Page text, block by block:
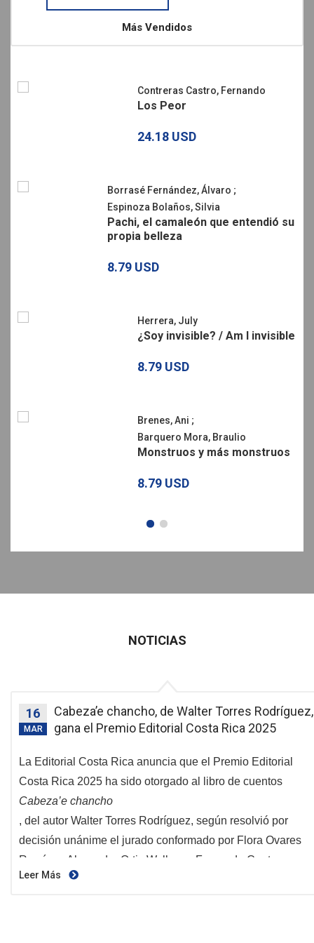
Más Vendidos
Contreras Castro, Fernando
Los Peor
24.18 USD
Borrasé Fernández, Álvaro ;
Espinoza Bolaños, Silvia
Pachi, el camaleón que entendió su
propia belleza
8.79 USD
Herrera, July
¿Soy invisible? / Am I invisible
8.79 USD
Brenes, Ani ;
Barquero Mora, Braulio
Monstruos y más monstruos
8.79 USD
NOTICIAS
16
MAR
Cabeza’e chancho, de Walter Torres Rodríguez,
gana el Premio Editorial Costa Rica 2025
La Editorial Costa Rica anuncia que el Premio Editorial
Costa Rica 2025 ha sido otorgado al libro de cuentos
Cabeza’e chancho
, del autor Walter Torres Rodríguez, según resolvió por
decisión unánime el jurado conformado por Flora Ovares
Ramírez, Alexandra Ortiz Wallner y Fernando Contreras
Castro. El fallo fue emitido el 26 de febrero de 2026 y
Leer Más